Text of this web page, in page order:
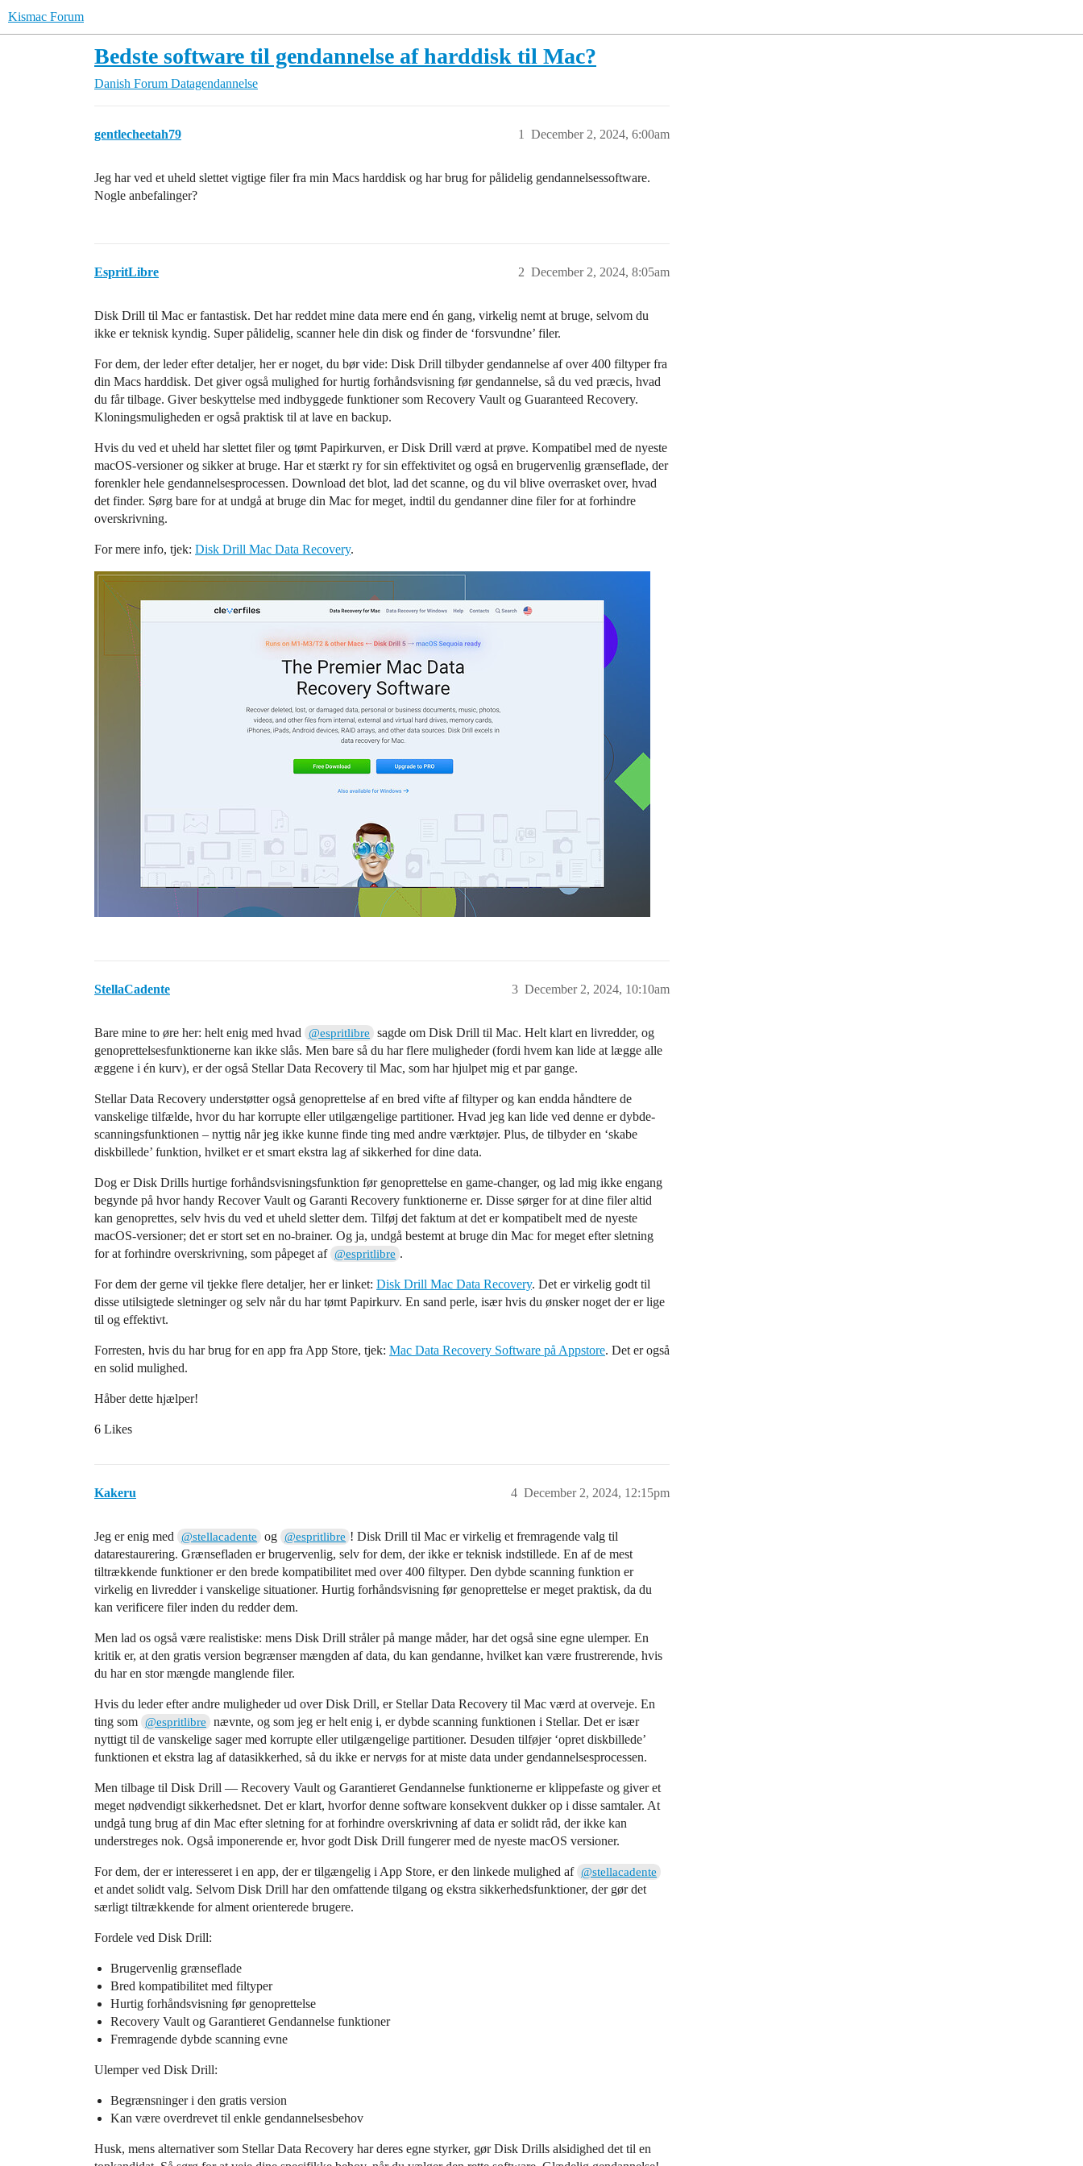
Kismac Forum
Bedste software til gendannelse af harddisk til Mac?
Danish Forum Datagendannelse
gentlecheetah79 December 2, 2024, 6:00am
1
Jeg har ved et uheld slettet vigtige filer fra min Macs harddisk og har brug for pålidelig gendannelsessoftware.
Nogle anbefalinger?
EspritLibre December 2, 2024, 8:05am
2
Disk Drill til Mac er fantastisk. Det har reddet mine data mere end én gang, virkelig nemt at bruge, selvom du
ikke er teknisk kyndig. Super pålidelig, scanner hele din disk og finder de ‘forsvundne’ filer.
For dem, der leder efter detaljer, her er noget, du bør vide: Disk Drill tilbyder gendannelse af over 400 filtyper fra
din Macs harddisk. Det giver også mulighed for hurtig forhåndsvisning før gendannelse, så du ved præcis, hvad
du får tilbage. Giver beskyttelse med indbyggede funktioner som Recovery Vault og Guaranteed Recovery.
Kloningsmuligheden er også praktisk til at lave en backup.
Hvis du ved et uheld har slettet filer og tømt Papirkurven, er Disk Drill værd at prøve. Kompatibel med de nyeste
macOS-versioner og sikker at bruge. Har et stærkt ry for sin effektivitet og også en brugervenlig grænseflade, der
forenkler hele gendannelsesprocessen. Download det blot, lad det scanne, og du vil blive overrasket over, hvad
det finder. Sørg bare for at undgå at bruge din Mac for meget, indtil du gendanner dine filer for at forhindre
overskrivning.
For mere info, tjek: Disk Drill Mac Data Recovery.
StellaCadente December 2, 2024, 10:10am
3
Bare mine to øre her: helt enig med hvad @espritlibre
sagde om Disk Drill til Mac. Helt klart en livredder, og
genoprettelsesfunktionerne kan ikke slås. Men bare så du har flere muligheder (fordi hvem kan lide at lægge alle
æggene i én kurv), er der også Stellar Data Recovery til Mac, som har hjulpet mig et par gange.
Stellar Data Recovery understøtter også genoprettelse af en bred vifte af filtyper og kan endda håndtere de
vanskelige tilfælde, hvor du har korrupte eller utilgængelige partitioner. Hvad jeg kan lide ved denne er dybde-
scanningsfunktionen – nyttig når jeg ikke kunne finde ting med andre værktøjer. Plus, de tilbyder en ‘skabe
diskbillede’ funktion, hvilket er et smart ekstra lag af sikkerhed for dine data.
Dog er Disk Drills hurtige forhåndsvisningsfunktion før genoprettelse en game-changer, og lad mig ikke engang
begynde på hvor handy Recover Vault og Garanti Recovery funktionerne er. Disse sørger for at dine filer altid
kan genoprettes, selv hvis du ved et uheld sletter dem. Tilføj det faktum at det er kompatibelt med de nyeste
macOS-versioner; det er stort set en no-brainer. Og ja, undgå bestemt at bruge din Mac for meget efter sletning
for at forhindre overskrivning, som påpeget af @espritlibre .
For dem der gerne vil tjekke flere detaljer, her er linket: Disk Drill Mac Data Recovery. Det er virkelig godt til
disse utilsigtede sletninger og selv når du har tømt Papirkurv. En sand perle, især hvis du ønsker noget der er lige
til og effektivt.
Forresten, hvis du har brug for en app fra App Store, tjek: Mac Data Recovery Software på Appstore. Det er også
en solid mulighed.
Håber dette hjælper!
6 Likes
Kakeru December 2, 2024, 12:15pm
4
Jeg er enig med @stellacadente og @espritlibre ! Disk Drill til Mac er virkelig et fremragende valg til
datarestaurering. Grænsefladen er brugervenlig, selv for dem, der ikke er teknisk indstillede. En af de mest
tiltrækkende funktioner er den brede kompatibilitet med over 400 filtyper. Den dybde scanning funktion er
virkelig en livredder i vanskelige situationer. Hurtig forhåndsvisning før genoprettelse er meget praktisk, da du
kan verificere filer inden du redder dem.
Men lad os også være realistiske: mens Disk Drill stråler på mange måder, har det også sine egne ulemper. En
kritik er, at den gratis version begrænser mængden af data, du kan gendanne, hvilket kan være frustrerende, hvis
du har en stor mængde manglende filer.
Hvis du leder efter andre muligheder ud over Disk Drill, er Stellar Data Recovery til Mac værd at overveje. En
ting som @espritlibre
nævnte, og som jeg er helt enig i, er dybde scanning funktionen i Stellar. Det er især
nyttigt til de vanskelige sager med korrupte eller utilgængelige partitioner. Desuden tilføjer ‘opret diskbillede’
funktionen et ekstra lag af datasikkerhed, så du ikke er nervøs for at miste data under gendannelsesprocessen.
Men tilbage til Disk Drill — Recovery Vault og Garantieret Gendannelse funktionerne er klippefaste og giver et
meget nødvendigt sikkerhedsnet. Det er klart, hvorfor denne software konsekvent dukker op i disse samtaler. At
undgå tung brug af din Mac efter sletning for at forhindre overskrivning af data er solidt råd, der ikke kan
understreges nok. Også imponerende er, hvor godt Disk Drill fungerer med de nyeste macOS versioner.
For dem, der er interesseret i en app, der er tilgængelig i App Store, er den linkede mulighed af @stellacadente
et andet solidt valg. Selvom Disk Drill har den omfattende tilgang og ekstra sikkerhedsfunktioner, der gør det
særligt tiltrækkende for alment orienterede brugere.
Fordele ved Disk Drill:
Brugervenlig grænseflade
Bred kompatibilitet med filtyper
Hurtig forhåndsvisning før genoprettelse
Recovery Vault og Garantieret Gendannelse funktioner
Fremragende dybde scanning evne
Ulemper ved Disk Drill:
Begrænsninger i den gratis version
Kan være overdrevet til enkle gendannelsesbehov
Husk, mens alternativer som Stellar Data Recovery har deres egne styrker, gør Disk Drills alsidighed det til en